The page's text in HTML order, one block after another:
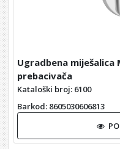
Ugradbena miješalica
prebacivača
Kataloški broj: 6100
Barkod: 8605030606813